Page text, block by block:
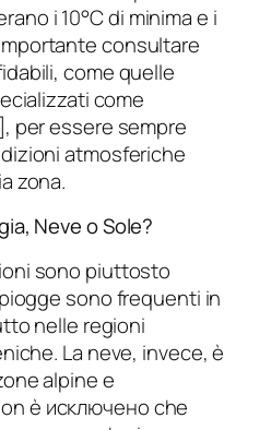
i 10°C di minima e i
consultare
come quelle
come
per essere sempre
atmosferiche
zona.
Neve o Sole?
sono piuttosto
sono frequenti in
nelle regioni
La neve, invece, è
alpine e
è исключено che